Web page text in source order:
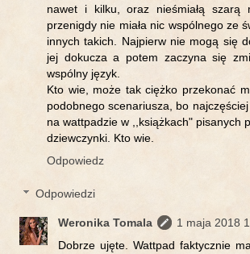
nawet i kilku, oraz nieśmiałą szarą
przenigdy nie miała nic wspólnego ze
innych takich. Najpierw nie mogą się
jej dokucza a potem zaczyna się
wspólny język.
Kto wie, może tak ciężko przekonać
podobnego scenariusza, bo
na wattpadzie w ,,książkach" pisanych
dziewczynki. Kto wie.
Odpowiedz
Odpowiedzi
Weronika Tomala
1 maja 2018
Dobrze ujęte. Wattpad faktycznie